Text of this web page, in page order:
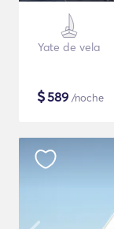
Yate de vela
$589 /noche